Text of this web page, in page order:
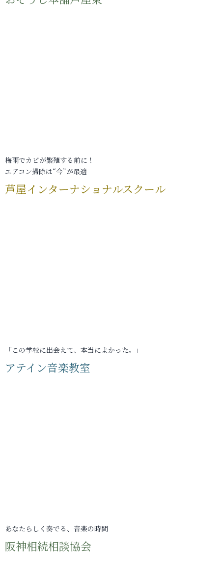
梅雨でカビが繁殖する前に！
エアコン掃除は“今”が最適
芦屋インターナショナルスクール
「この学校に出会えて、本当によかった。」
アテイン音楽教室
あなたらしく奏でる、音楽の時間
阪神相続相談協会